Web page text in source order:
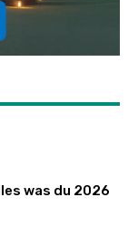
was du 2026